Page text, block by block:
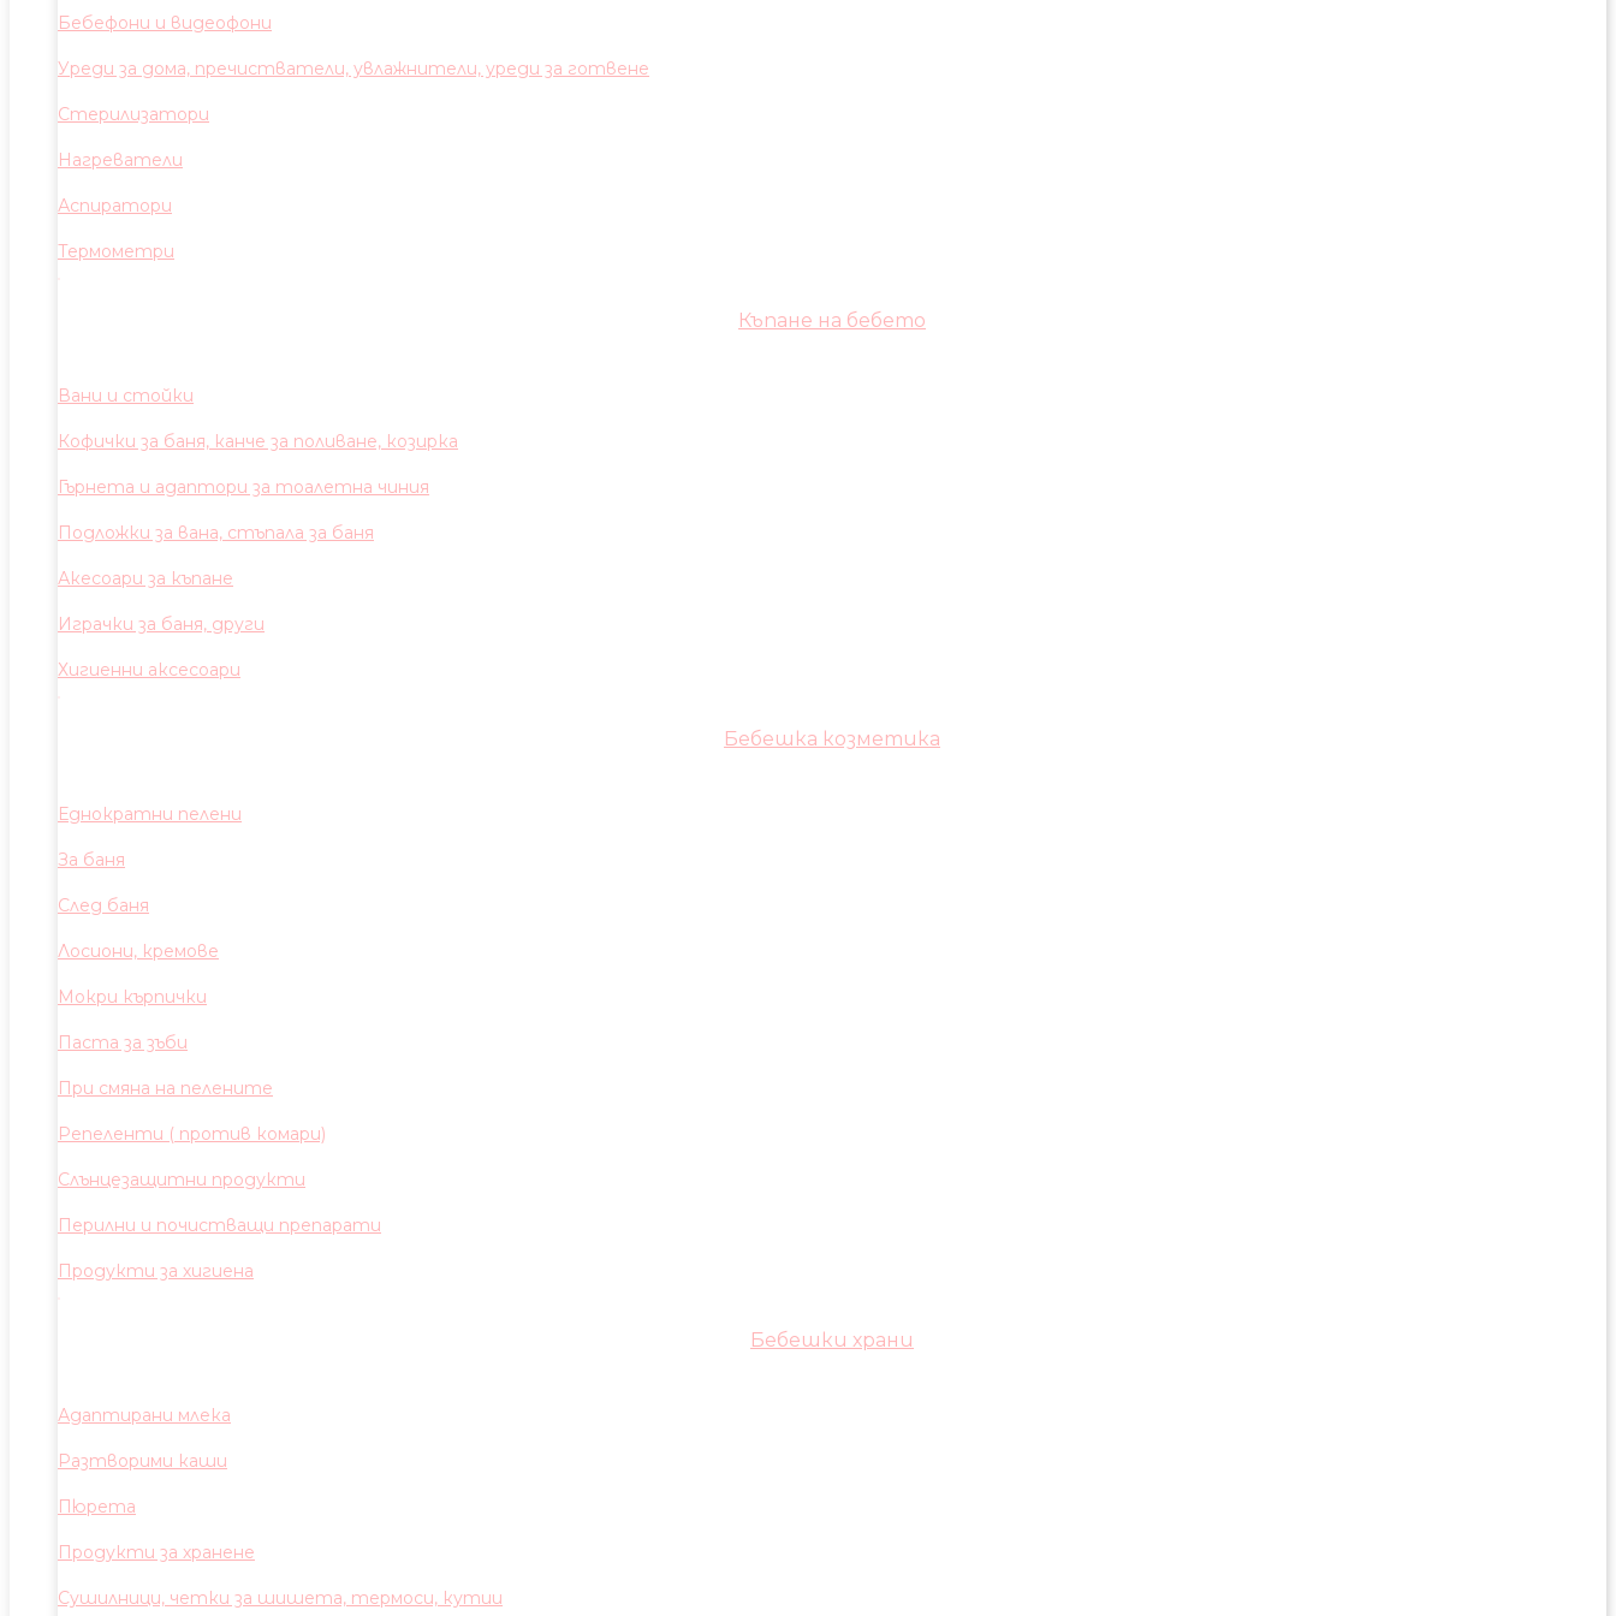
Бебефони и видеофони
Уреди за дома, пречистватели, увлажнители, уреди за готвене
Стерилизатори
Нагреватели
Аспиратори
Термометри
Къпане на бебето
Вани и стойки
Кофички за баня, канче за поливане, козирка
Гърнета и адаптори за тоалетна чиния
Подложки за вана, стъпала за баня
Акесоари за къпане
Играчки за баня, други
Хигиенни аксесоари
Бебешка козметика
Еднократни пелени
За баня
След баня
Лосиони, кремове
Мокри кърпички
Паста за зъби
При смяна на пелените
Репеленти ( против комари)
Слънцезащитни продукти
Перилни и почистващи препарати
Продукти за хигиена
Бебешки храни
Адаптирани млека
Разтворими каши
Пюрета
Продукти за хранене
Сушилници, четки за шишета, термоси, кутии